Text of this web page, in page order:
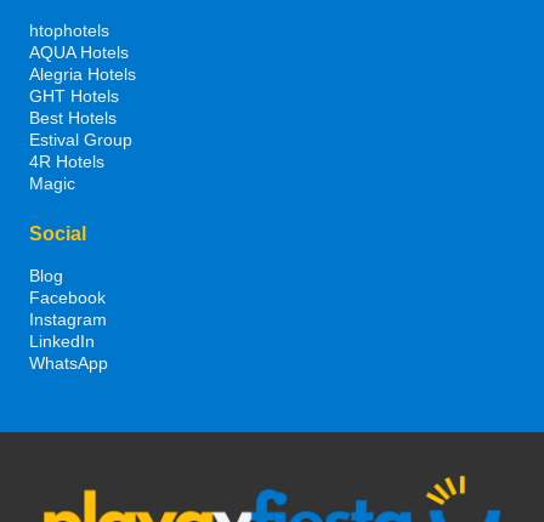
htophotels
AQUA Hotels
Alegria Hotels
GHT Hotels
Best Hotels
Estival Group
4R Hotels
Magic
Social
Blog
Facebook
Instagram
LinkedIn
WhatsApp